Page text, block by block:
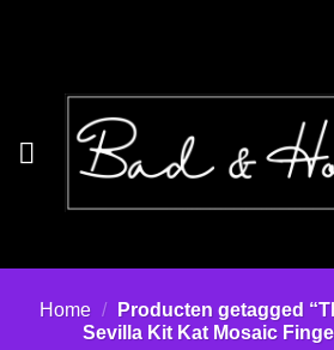
Home /
Producten getagged
Sevilla Kit Kat Mosaic